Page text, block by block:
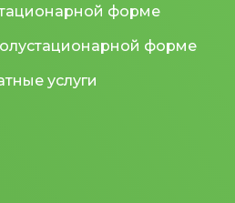
форме
форме
услуги